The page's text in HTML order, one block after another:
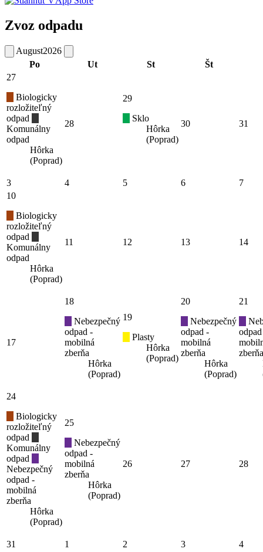
Zvoz odpadu
August2026
Po
Ut St Št
27
Biologicky
rozložiteľný
odpad
Komunálny
odpad
Hôrka
(Poprad)
28
29
Sklo
Hôrka
(Poprad)
30 31
3 4 5 6
7
10
Biologicky
rozložiteľný
odpad
Komunálny
odpad
Hôrka
(Poprad)
11 12 13 14
17
18
Nebezpečný
odpad -
mobilná
zberňa
Hôrka
(Poprad)
19
Plasty
Hôrka
(Poprad)
20
Nebezpečný
odpad -
mobilná
zberňa
Hôrka
(Poprad)
21
zberňa
24
Biologicky
rozložiteľný
odpad
Komunálny
odpad
Nebezpečný
odpad -
mobilná
zberňa
Hôrka
(Poprad)
25
Nebezpečný
odpad -
mobilná
zberňa
Hôrka
(Poprad)
26 27 28
31 1 2 3
4